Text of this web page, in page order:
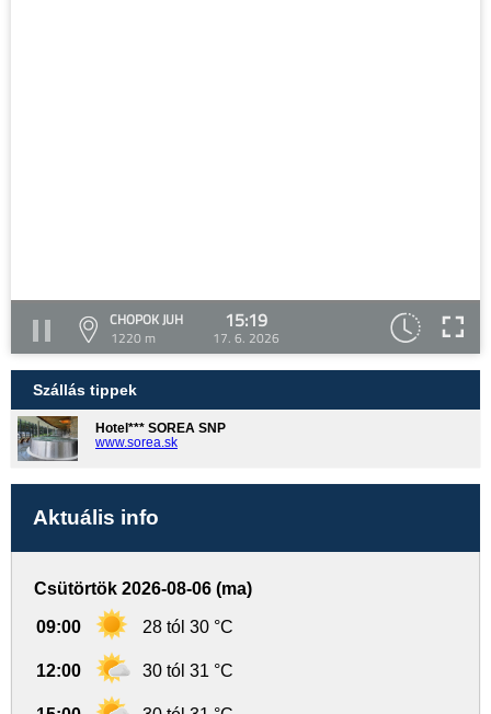
CHOPOK JUH
1220 m
15:19
17. 6. 2026
Szállás tippek
Hotel*** SOREA SNP
www.sorea.sk
Aktuális info
Csütörtök 2026-08-06 (ma)
09:00 28 tól 30 °C
12:00 30 tól 31 °C